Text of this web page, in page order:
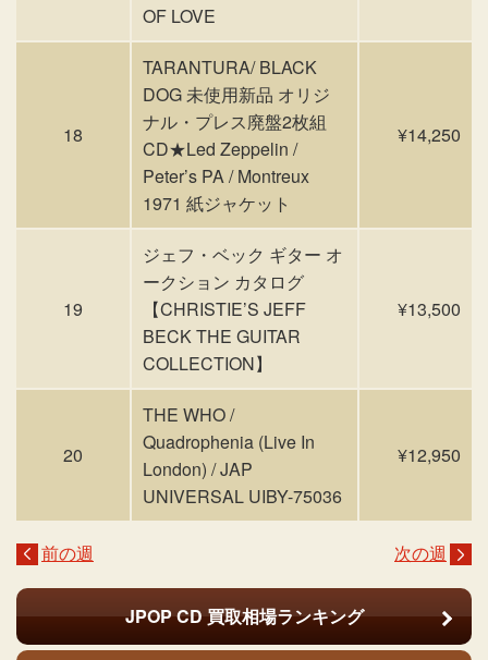
OF LOVE
18
TARANTURA/ BLACK
DOG 未使用新品 オリジ
ナル・プレス廃盤2枚組
CD★Led Zeppelin /
Peter’s PA / Montreux
1971 紙ジャケット
¥14,250
19
ジェフ・ベック ギター オ
ークション カタログ
【CHRISTIE’S JEFF
BECK THE GUITAR
COLLECTION】
¥13,500
20
THE WHO /
Quadrophenia (Live In
London) / JAP
UNIVERSAL UIBY-75036
¥12,950
前の週 次の週
JPOP CD買取相場ランキング